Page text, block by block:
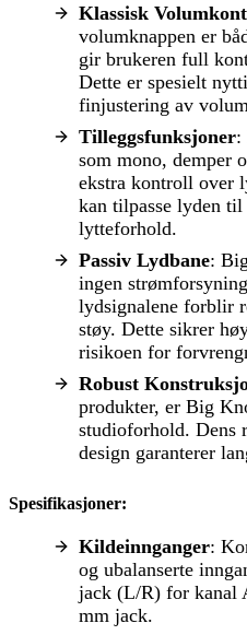
Klassisk
volumknappen er
gir brukeren full
Dette er spesielt
finjustering av
Tilleggsfunksjoner:
som mono, demper
ekstra kontroll over
kan tilpasse lyden
lytteforhold.
Passiv Lydbane:
ingen
lydsignalene forblir
støy. Dette sikrer
risikoen for
Robust
produkter, er Big
studioforhold. Dens
design garanterer
Spesifikasjoner:
Kildeinnganger:
og ubalanserte
jack (L/R) for kanal
mm jack.